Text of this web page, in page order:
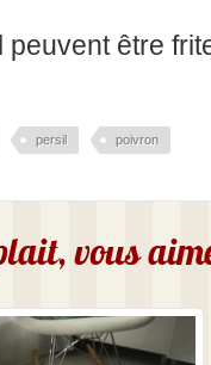
être
persil poivron
vous